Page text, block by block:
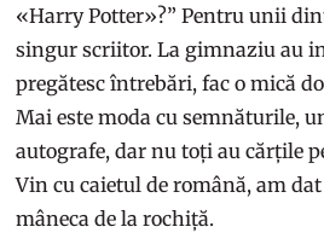
«Harry Potter»?” Pentru unii
singur scriitor. La gimnaziu au
pregătesc întrebări, fac o mică
Mai este moda cu semnăturile,
autografe, dar nu toți au cărțile
Vin cu caietul de română, am
mâneca de la rochiță.